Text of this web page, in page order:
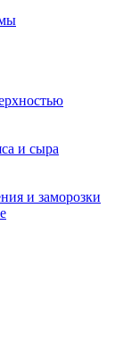
и сыра
и заморозки